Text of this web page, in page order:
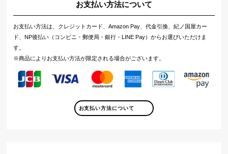
お支払い方法について
お支払い方法は、クレジットカード、Amazon Pay、代金引換、紀ノ国屋カー
ド、NP後払い（コンビニ・郵便局・銀行・LINE Pay）からお選びいただけま
す。
※商品によりお支払い方法が限定される場合がございます。
お支払い方法について